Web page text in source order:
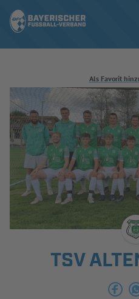
ERGEBNISSE &
NEUIGKEITEN
SPIELBETRIEB &
AUSBILDUNG & FÖRDERUNG
INFOTHEK
Als Favorit
TSV